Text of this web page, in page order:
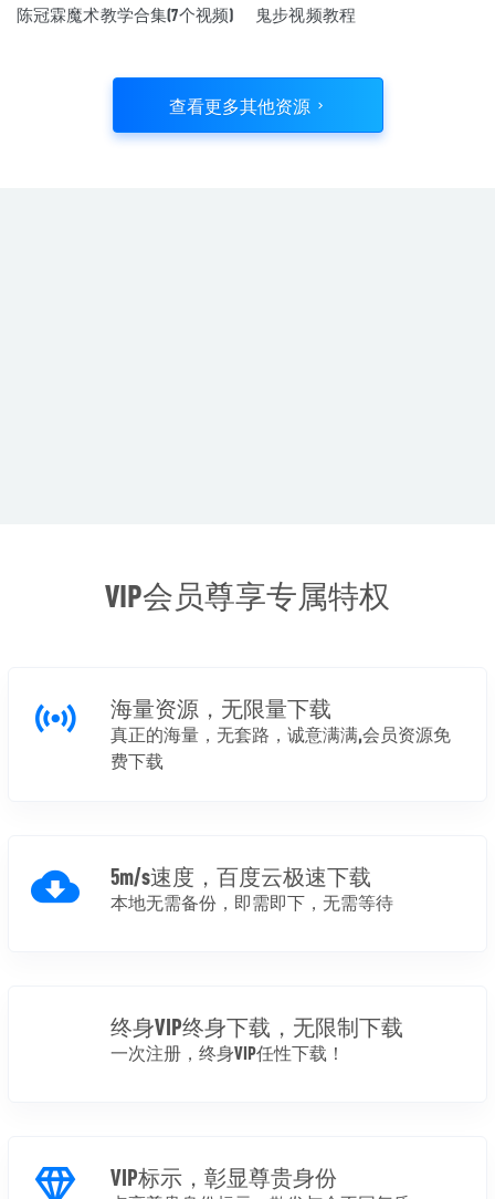
陈冠霖魔术教学合集(7个视频) 鬼步视频教程
查看更多其他资源
VIP会员尊享专属特权
海量资源，无限量下载
真正的海量，无套路，诚意满满,会员资源免
费下载
5m/s速度，百度云极速下载
本地无需备份，即需即下，无需等待
终身VIP终身下载，无限制下载
一次注册，终身VIP任性下载！
VIP标示，彰显尊贵身份